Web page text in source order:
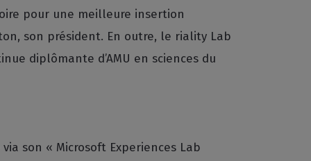
pour une meilleure insertion
son président. En outre, le riality Lab
diplômante d’AMU en sciences du
son « Microsoft Experiences Lab